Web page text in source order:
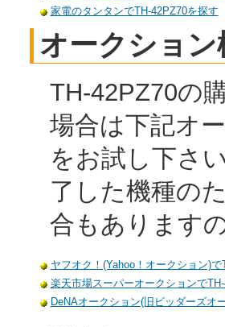
家電のタンタンでTH-42PZ70を探す
オークション
TH-42PZ70の
場合は下記オ
をお試し下さ
了した機種の
合もあります
ヤフオク！(Yahoo！オークション)
楽天市場スーパーオークションで
DeNAオークション(旧ビッダーズオ